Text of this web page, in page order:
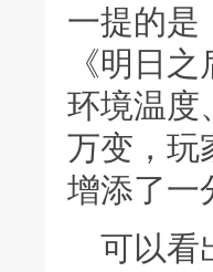
一提的是
《明日
环境温度
万变，玩
增添了一
可以看